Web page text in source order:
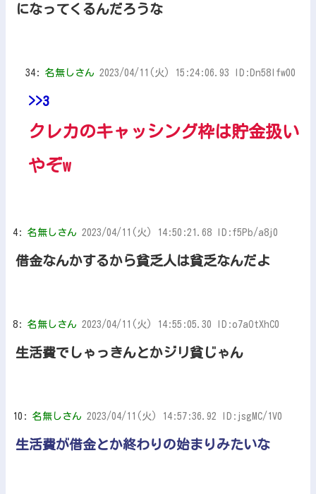
になってくるんだろうな
34: 名無しさん 2023/04/11(火) 15:24:06.93 ID:Dn58Ifw00
>>3
クレカのキャッシング枠は貯金扱い
やぞw
4: 名無しさん 2023/04/11(火) 14:50:21.68 ID:f5Pb/a8j0
借金なんかするから貧乏人は貧乏なんだよ
8: 名無しさん 2023/04/11(火) 14:55:05.30 ID:o7aOtXhC0
生活費でしゃっきんとかジリ貧じゃん
10: 名無しさん 2023/04/11(火) 14:57:36.92 ID:jsgMC/1V0
生活費が借金とか終わりの始まりみたいな